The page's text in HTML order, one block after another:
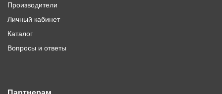
Производители
Личный кабинет
Каталог
Вопросы и ответы